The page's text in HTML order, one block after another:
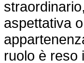
aspettativa
ruolo è reso